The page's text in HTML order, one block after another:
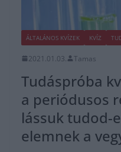
ÁLTALÁNOS KVÍZEK KVÍZ
2021.01.03. Tamas
Tudáspróba
a periódusos
lássuk tudod-
elemnek a